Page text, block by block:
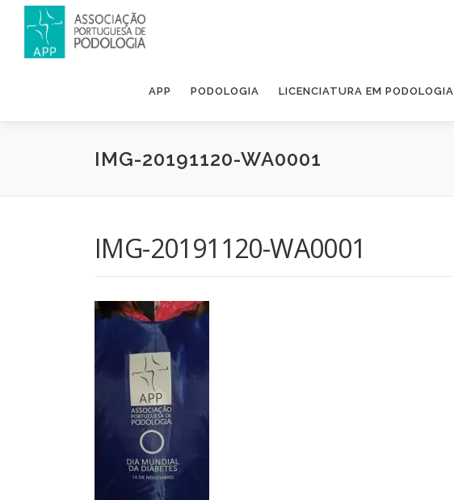
APP PODOLOGIA LICENCIATURA EM PODOLOGIA
IMG-20191120-WA0001
IMG-20191120-WA0001